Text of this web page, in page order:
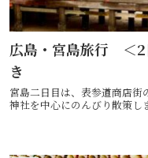
広島・宮島旅行 ＜2
き
宮島二日目は、表参道商店街
神社を中心にのんびり散策し